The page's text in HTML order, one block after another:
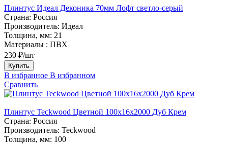
Плинтус Идеал Деконика 70мм Лофт светло-серый
Страна: Россия
Производитель: Идеал
Толщина, мм: 21
Материалы : ПВХ
230 ₽/шт
Купить
В избранное В избранном
Сравнить
Плинтус Teckwood Цветной 100x16х2000 Дуб Крем
Страна: Россия
Производитель: Teckwood
Толщина, мм: 100